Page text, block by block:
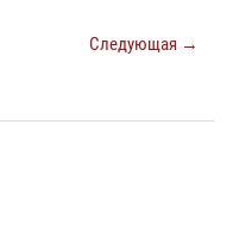
Следующая →